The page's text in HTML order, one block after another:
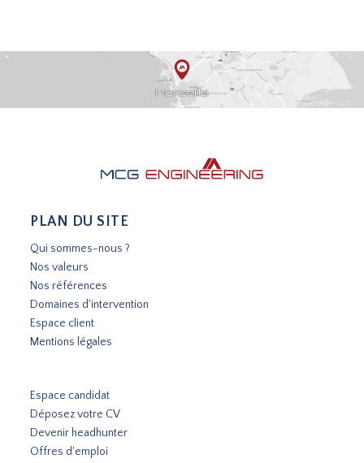
PLAN DU SITE
Qui sommes-nous ?
Nos valeurs
Nos références
Domaines d'intervention
Espace client
Mentions légales
Espace candidat
Déposez votre CV
Devenir headhunter
Offres d'emploi